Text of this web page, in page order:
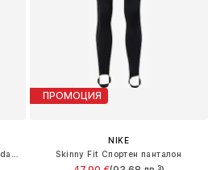
ПРОМОЦИЯ
NIKE
Skinny Fit Спортен панталон